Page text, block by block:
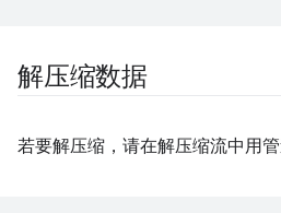
解压缩数据
若要解压缩，请在解压缩流中用管